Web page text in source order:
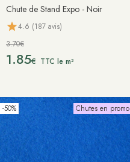
Chute de Stand Expo - Noir
4.6 (187 avis)
3.70€
1.85€ TTC le m²
-50% Chutes en promo